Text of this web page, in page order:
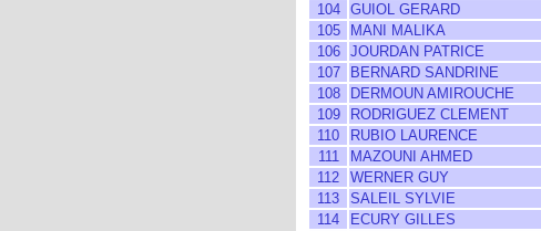
104
GUIOL GERARD
105
MANI MALIKA
106
JOURDAN PATRICE
107
BERNARD SANDRINE
108
DERMOUN AMIROUCHE
109
RODRIGUEZ CLEMENT
110
RUBIO LAURENCE
111
MAZOUNI AHMED
112
WERNER GUY
113
SALEIL SYLVIE
114
ECURY GILLES